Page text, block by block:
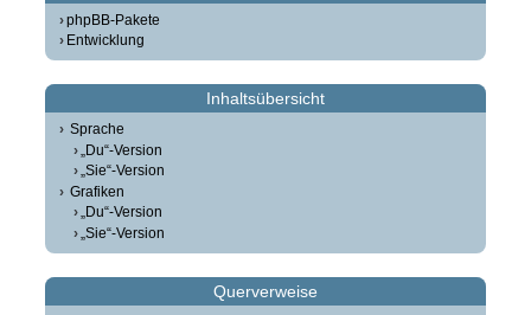
phpBB-Pakete
Entwicklung
Inhaltsübersicht
Sprache
„Du“-Version
„Sie“-Version
Grafiken
„Du“-Version
„Sie“-Version
Querverweise